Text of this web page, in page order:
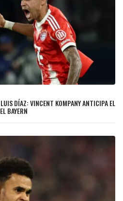
DÍAZ: VINCENT KOMPANY ANTICIPA EL
BAYERN